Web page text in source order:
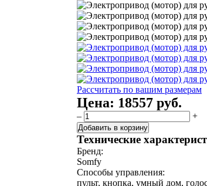
Рассчитать по вашим размерам
Цена: 18557 руб.
– +
Добавить в корзину
Технические
Бренд:
Somfy
Способы управления:
пульт, кнопка, умный дом,